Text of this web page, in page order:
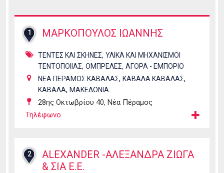
1 ΜΑΡΚΟΠΟΥΛΟΣ ΙΩΑΝΝΗΣ
ΤΕΝΤΕΣ ΚΑΙ ΣΚΗΝΕΣ, ΥΛΙΚΑ ΚΑΙ ΜΗΧΑΝΙΣΜΟΙ
ΤΕΝΤΟΠΟΙΙΑΣ, ΟΜΠΡΕΛΕΣ, ΑΓΟΡΑ - ΕΜΠΟΡΙΟ
ΝΕΑ ΠΕΡΑΜΟΣ ΚΑΒΑΛΑΣ, ΚΑΒΑΛΑ ΚΑΒΑΛΑΣ,
ΚΑΒΑΛΑ, ΜΑΚΕΔΟΝΙΑ
28ης Οκτωβρίου 40, Νέα Πέραμος
Τηλέφωνο
2
ALEXANDER -ΑΛΕΞΑΝΔΡΑ ΖΙΩΓΑ
& ΣΙΑ Ε.Ε.